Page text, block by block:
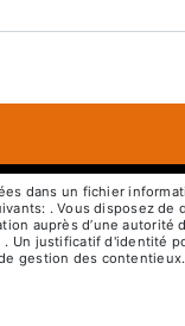
dans un fichier
. Vous disposez de
auprès d’une
Un justificatif d'identité
gestion des